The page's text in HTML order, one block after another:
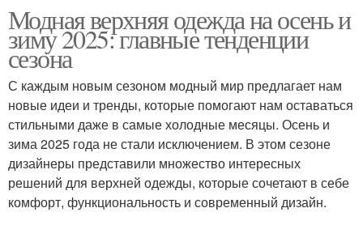
Модная верхняя одежда на осень и
зиму 2025: главные тенденции
сезона
С каждым новым сезоном модный мир предлагает нам
новые идеи и тренды, которые помогают нам оставаться
стильными даже в самые холодные месяцы. Осень и
зима 2025 года не стали исключением. В этом сезоне
дизайнеры представили множество интересных
решений для верхней одежды, которые сочетают в себе
комфорт, функциональность и современный дизайн.